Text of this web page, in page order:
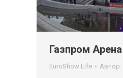
Газпром Арена
EuroShow Life Автор: